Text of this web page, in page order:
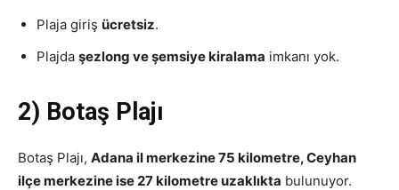
Plaja giriş ücretsiz.
Plajda şezlong ve şemsiye kiralama imkanı yok.
2) Botaş Plajı
Botaş Plajı, Adana il merkezine 75 kilometre, Ceyhan
ilçe merkezine ise 27 kilometre uzaklıkta bulunuyor.